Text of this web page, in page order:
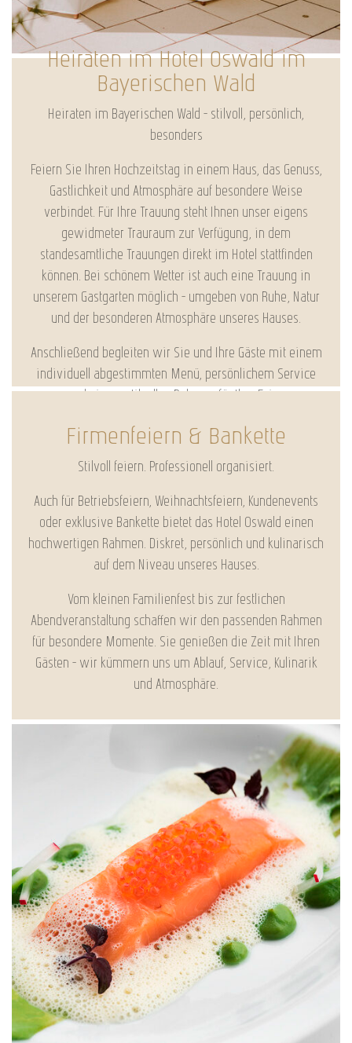
Heiraten im Hotel Oswald im
Bayerischen Wald
Heiraten im Bayerischen Wald – stilvoll, persönlich,
besonders
Feiern Sie Ihren Hochzeitstag in einem Haus, das Genuss,
Gastlichkeit und Atmosphäre auf besondere Weise
verbindet. Für Ihre Trauung steht Ihnen unser eigens
gewidmeter Trauraum zur Verfügung, in dem
standesamtliche Trauungen direkt im Hotel stattfinden
können. Bei schönem Wetter ist auch eine Trauung in
unserem Gastgarten möglich – umgeben von Ruhe, Natur
und der besonderen Atmosphäre unseres Hauses.
Anschließend begleiten wir Sie und Ihre Gäste mit einem
individuell abgestimmten Menü, persönlichem Service
und einem stilvollen Rahmen für Ihre Feier.
Firmenfeiern & Bankette
Stilvoll feiern. Professionell organisiert.
Auch für Betriebsfeiern, Weihnachtsfeiern, Kundenevents
oder exklusive Bankette bietet das Hotel Oswald einen
hochwertigen Rahmen. Diskret, persönlich und kulinarisch
auf dem Niveau unseres Hauses.
Vom kleinen Familienfest bis zur festlichen
Abendveranstaltung schaffen wir den passenden Rahmen
für besondere Momente. Sie genießen die Zeit mit Ihren
Gästen – wir kümmern uns um Ablauf, Service, Kulinarik
und Atmosphäre.